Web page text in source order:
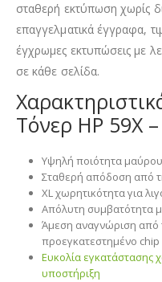
σταθερή εκτύπωση χωρίς
επαγγελματικά έγγραφα,
έγχρωμες εκτυπώσεις με
σε κάθε σελίδα.
Τόνερ HP 59X
Υψηλή ποιότητα
Σταθερή απόδοση από
XL χωρητικότητα για
Απόλυτη συμβατότητα
Άμεση αναγνώριση από
προεγκατεστημένο chip
Ευκολία εγκατάστασης
υποστήριξη